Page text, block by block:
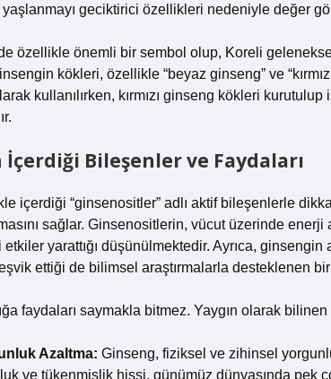
yaşlanmayı geciktirici özellikleri nedeniyle değer
özellikle önemli bir sembol olup, Koreli
kökleri, özellikle “beyaz ginseng” ve
kullanılırken, kırmızı ginseng kökleri
Bileşenler ve Faydaları
içerdiği “ginsenositler” adlı aktif bileşenlerle
sağlar. Ginsenositlerin, vücut üzerinde enerji
etkiler yarattığı düşünülmektedir. Ayrıca,
ettiği de bilimsel araştırmalarla desteklenen
faydaları saymakla bitmez. Yaygın olarak bilinen
Azaltma: Ginseng, fiziksel ve zihinsel
ve tükenmişlik hissi, günümüz dünyasında pek